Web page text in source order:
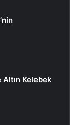
Altın Kelebek